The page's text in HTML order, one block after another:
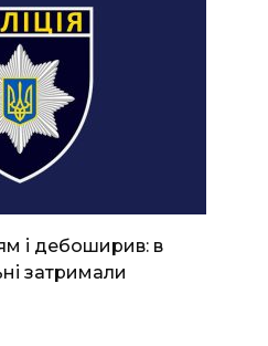
і дебоширив: в
затримали